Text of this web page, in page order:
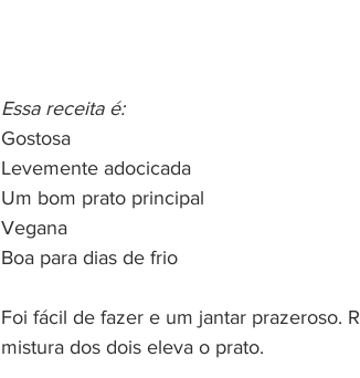
Essa receita é:
Gostosa
Levemente adocicada
Um bom prato principal
Vegana
Boa para dias de frio
Foi fácil de fazer e um jantar prazeroso.
mistura dos dois eleva o prato.